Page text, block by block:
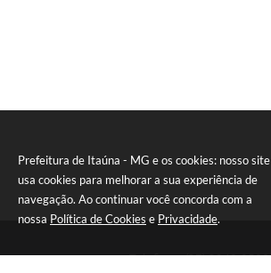
Prefeitura de Itaúna - MG e os cookies: nosso site
usa cookies para melhorar a sua experiência de
navegação. Ao continuar você concorda com a
nossa Política de Cookies e Privacidade.
Telefone: (37) 3249-9500